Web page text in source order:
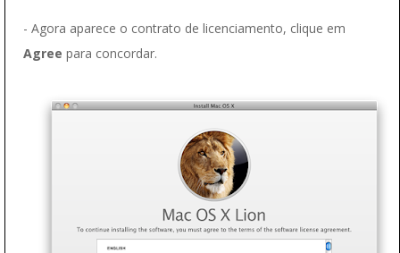
- Agora aparece o contrato de licenciamento, clique em
Agree para concordar.